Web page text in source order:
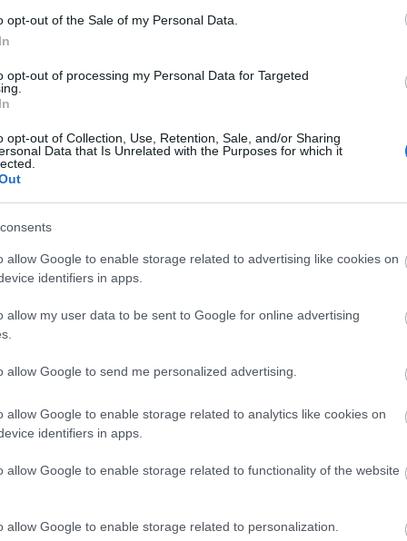
opt-out of the Sale of my Personal Data.
opt-out of processing my Personal Data for Targeted
opt-out of Collection, Use, Retention, Sale, and/or Sharing
Data that Is Unrelated with the Purposes for which it
allow Google to enable storage related to advertising like cookies on
identifiers in apps.
allow my user data to be sent to Google for online advertising
allow Google to send me personalized advertising.
allow Google to enable storage related to analytics like cookies on
identifiers in apps.
allow Google to enable storage related to functionality of the website
allow Google to enable storage related to personalization.
Ferenc első színpadi művét, A doktor úr
hangulatot idézi, de a mai kor emberének
keresi a siker lehetőségét, és ennek
Sárkány, a híres ügyvéd a
bármilyen gazember is legyen az. Puzsér, a
ült börtönben, de "hű" segítőtársa
talán az is kiderül, hogy ő az egyetlen
***
az augusztusi holdhoz